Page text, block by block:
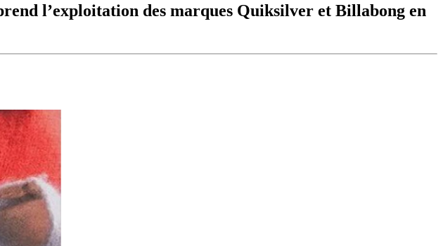
l’exploitation des marques Quiksilver et Billabong en